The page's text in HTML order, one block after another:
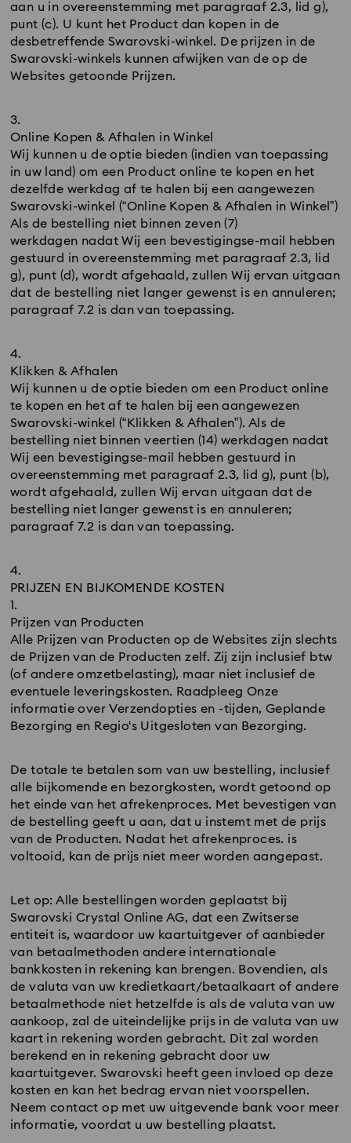
aan u in overeenstemming met paragraaf 2.3, lid g),
punt (c). U kunt het Product dan kopen in de
desbetreffende Swarovski-winkel. De prijzen in de
Swarovski-winkels kunnen afwijken van de op de
Websites getoonde Prijzen.
Online Kopen & Afhalen in Winkel
Wij kunnen u de optie bieden (indien van toepassing
in uw land) om een Product online te kopen en het
dezelfde werkdag af te halen bij een aangewezen
Swarovski-winkel (“Online Kopen & Afhalen in Winkel”)
Als de bestelling niet binnen zeven (7)
werkdagen nadat Wij een bevestigingse-mail hebben
gestuurd in overeenstemming met paragraaf 2.3, lid
g), punt (d), wordt afgehaald, zullen Wij ervan uitgaan
dat de bestelling niet langer gewenst is en annuleren;
paragraaf 7.2 is dan van toepassing.
Klikken & Afhalen
Wij kunnen u de optie bieden om een Product online
te kopen en het af te halen bij een aangewezen
Swarovski-winkel (“Klikken & Afhalen”). Als de
bestelling niet binnen veertien (14) werkdagen nadat
Wij een bevestigingse-mail hebben gestuurd in
overeenstemming met paragraaf 2.3, lid g), punt (b),
wordt afgehaald, zullen Wij ervan uitgaan dat de
bestelling niet langer gewenst is en annuleren;
paragraaf 7.2 is dan van toepassing.
PRIJZEN EN BIJKOMENDE KOSTEN
Prijzen van Producten
Alle Prijzen van Producten op de Websites zijn slechts
de Prijzen van de Producten zelf. Zij zijn inclusief btw
(of andere omzetbelasting), maar niet inclusief de
eventuele leveringskosten. Raadpleeg Onze
informatie over Verzendopties en -tijden, Geplande
Bezorging en Regio's Uitgesloten van Bezorging.
De totale te betalen som van uw bestelling, inclusief
alle bijkomende en bezorgkosten, wordt getoond op
het einde van het afrekenproces. Met bevestigen van
de bestelling geeft u aan, dat u instemt met de prijs
van de Producten. Nadat het afrekenproces. is
voltooid, kan de prijs niet meer worden aangepast.
Let op: Alle bestellingen worden geplaatst bij
Swarovski Crystal Online AG, dat een Zwitserse
entiteit is, waardoor uw kaartuitgever of aanbieder
van betaalmethoden andere internationale
bankkosten in rekening kan brengen. Bovendien, als
de valuta van uw kredietkaart/betaalkaart of andere
betaalmethode niet hetzelfde is als de valuta van uw
aankoop, zal de uiteindelijke prijs in de valuta van uw
kaart in rekening worden gebracht. Dit zal worden
berekend en in rekening gebracht door uw
kaartuitgever. Swarovski heeft geen invloed op deze
kosten en kan het bedrag ervan niet voorspellen.
Neem contact op met uw uitgevende bank voor meer
informatie, voordat u uw bestelling plaatst.